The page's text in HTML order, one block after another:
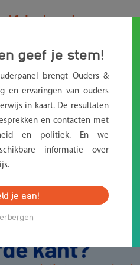
kant.
het kind. En toch voelt het in
gesprekken lopen niet altijd
aandacht van ouders én
Hoe voeren we het goede
van het kind altijd
geef je stem!
brengt Ouders &
en ervaringen van ouders
in kaart. De resultaten
en contacten met
en politiek. En we
informatie over
je aan!